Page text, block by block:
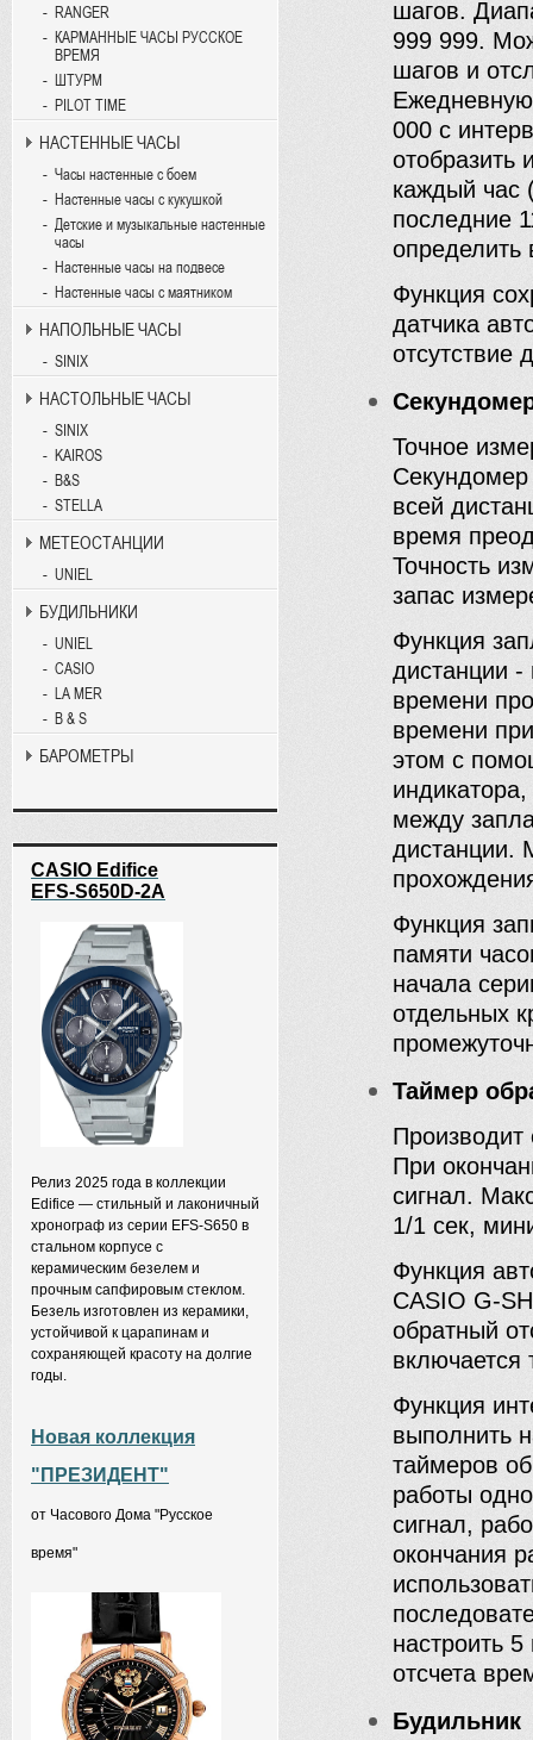
шагов.
999 999.
шагов и
000 с
отобразить
каждый час
последние
определить
Функция
датчика
отсутствие
Точное
всей
время
Точность
запас
Функция
дистанции -
времени
времени
этом с
между
дистанции.
Функция
памяти
начала
отдельных
Таймер
Производит
При
сигнал.
1/1 сек,
Функция
CASIO G-
обратный
включается
Функция
выполнить
таймеров
работы
сигнал,
окончания
настроить
отсчета
Будильник
RANGER
КАРМАННЫЕ ЧАСЫ РУССКОЕ
ВРЕМЯ
ШТУРМ
PILOT TIME
НАСТЕННЫЕ ЧАСЫ
Часы настенные с боем
Настенные часы с кукушкой
Детские и музыкальные настенные
часы
Настенные часы на подвесе
Настенные часы с маятником
НАПОЛЬНЫЕ ЧАСЫ
SINIX
НАСТОЛЬНЫЕ ЧАСЫ
SINIX
KAIROS
B&S
STELLA
МЕТЕОСТАНЦИИ
UNIEL
БУДИЛЬНИКИ
UNIEL
CASIO
LA MER
B & S
БАРОМЕТРЫ
CASIO Edifice
EFS-S650D-2A
Релиз 2025 года в коллекции
Edifice — стильный и лаконичный
хронограф из серии EFS-S650 в
стальном корпусе с
керамическим безелем и
прочным сапфировым стеклом.
Безель изготовлен из керамики,
устойчивой к царапинам и
сохраняющей красоту на долгие
годы.
Новая коллекция
"ПРЕЗИДЕНТ"
от Часового Дома "Русское
время"